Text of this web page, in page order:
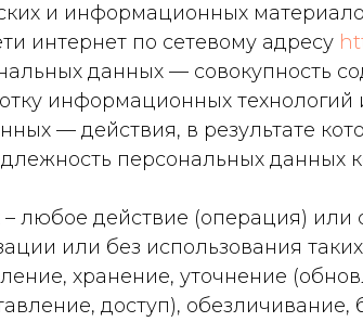
и информационных
интернет по сетевому адресу
данных — совокупность
информационных технологий
— действия, в результате
персональных данных
любое действие (операция)
или без использования
хранение, уточнение
доступ),